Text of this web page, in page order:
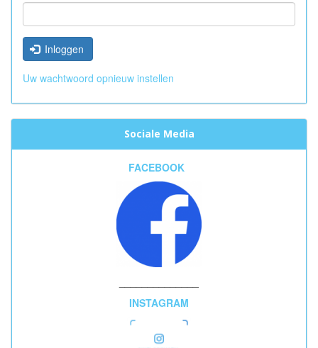
Inloggen
Uw wachtwoord opnieuw instellen
Sociale Media
FACEBOOK
INSTAGRAM